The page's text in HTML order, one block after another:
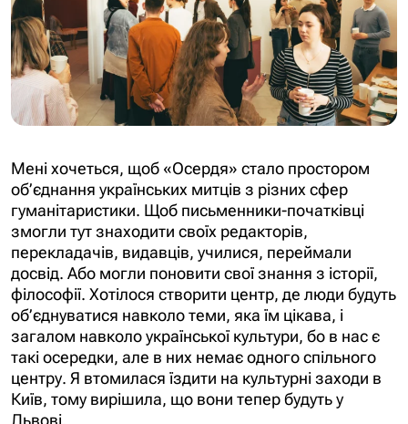
Мені хочеться, щоб «Осердя» стало простором
об’єднання українських митців з різних сфер
гуманітаристики. Щоб письменники-початківці
змогли тут знаходити своїх редакторів,
перекладачів, видавців, училися, переймали
досвід. Або могли поновити свої знання з історії,
філософії. Хотілося створити центр, де люди будуть
об’єднуватися навколо теми, яка їм цікава, і
загалом навколо української культури, бо в нас є
такі осередки, але в них немає одного спільного
центру. Я втомилася їздити на культурні заходи в
Київ, тому вирішила, що вони тепер будуть у
Львові.